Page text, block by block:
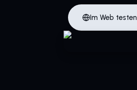
Im Web testen